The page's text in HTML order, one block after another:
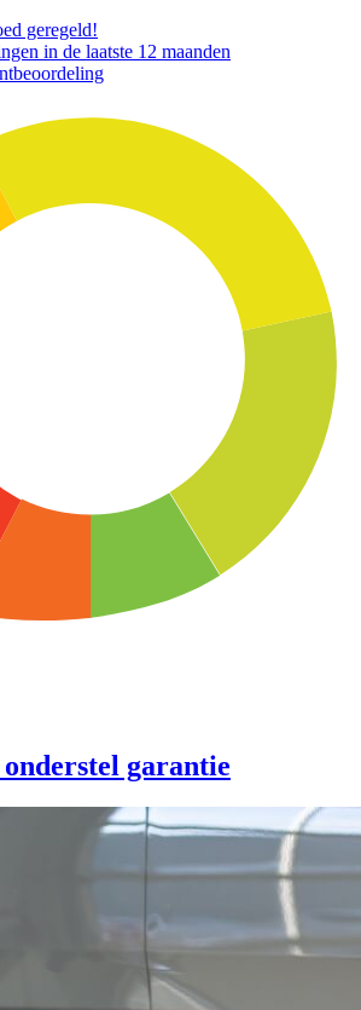
geregeld!
in de laatste 12 maanden
garantie